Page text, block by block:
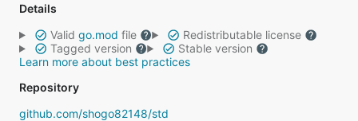
Details
Valid go.mod file
Redistributable license
Tagged version
Stable version
Learn more about best practices
Repository
github.com/shogo82148/std